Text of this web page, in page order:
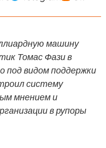
машину
Томас Фази в
под видом поддержки
систему
мнением и
в рупоры